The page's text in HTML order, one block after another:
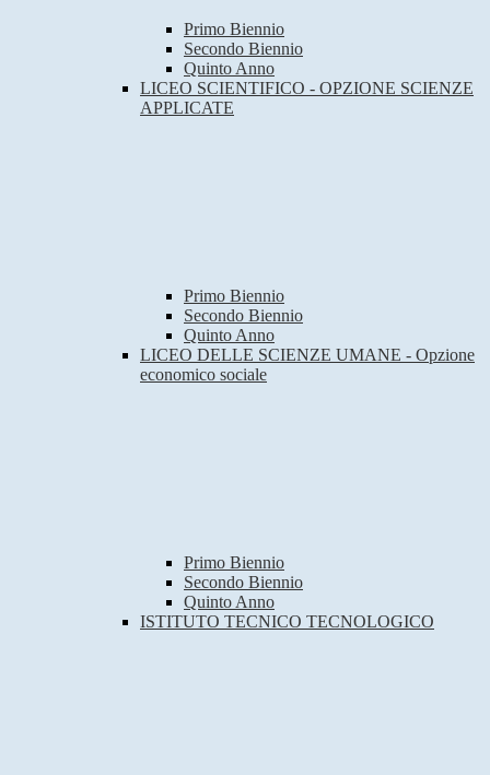
Primo Biennio
Secondo Biennio
Quinto Anno
LICEO SCIENTIFICO - OPZIONE SCIENZE
APPLICATE
Primo Biennio
Secondo Biennio
Quinto Anno
LICEO DELLE SCIENZE UMANE - Opzione
economico sociale
Primo Biennio
Secondo Biennio
Quinto Anno
ISTITUTO TECNICO TECNOLOGICO